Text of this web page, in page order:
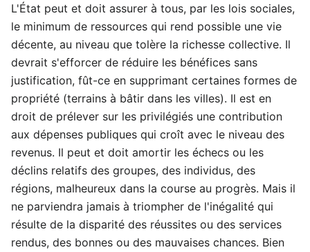
L'État peut et doit assurer à tous, par les lois sociales,
le minimum de ressources qui rend possible une vie
décente, au niveau que tolère la richesse collective. Il
devrait s'efforcer de réduire les bénéfices sans
justification, fût-ce en supprimant certaines formes de
propriété (terrains à bâtir dans les villes). Il est en
droit de prélever sur les privilégiés une contribution
aux dépenses publiques qui croît avec le niveau des
revenus. Il peut et doit amortir les échecs ou les
déclins relatifs des groupes, des individus, des
régions, malheureux dans la course au progrès. Mais il
ne parviendra jamais à triompher de l'inégalité qui
résulte de la disparité des réussites ou des services
rendus, des bonnes ou des mauvaises chances. Bien